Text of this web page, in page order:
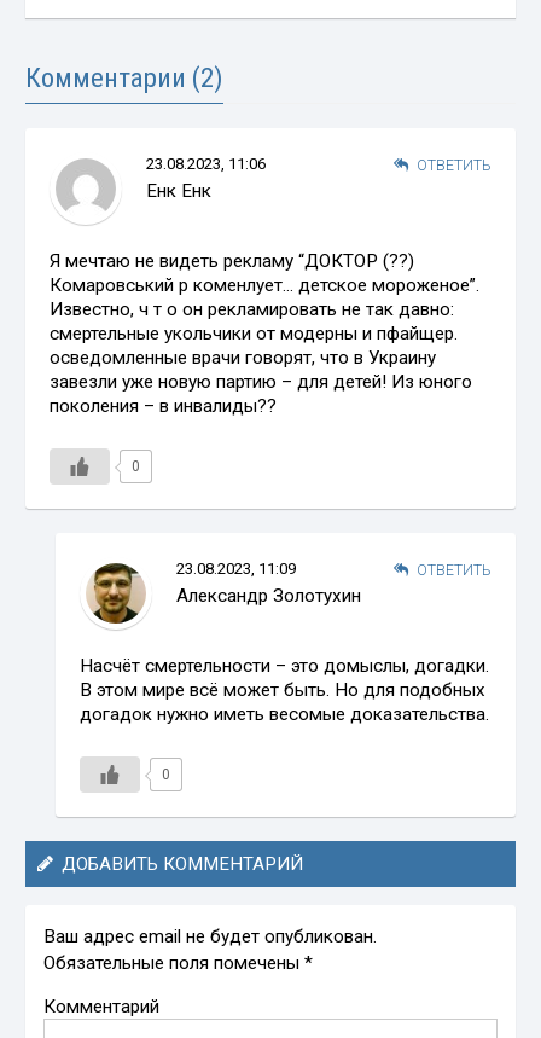
Комментарии (2)
ОТВЕТИТЬ
23.08.2023, 11:06
Енк Енк
Я мечтаю не видеть рекламу “ДОКТОР (??)
Комаровський р коменлует… детское мороженое”.
Известно, ч т о он рекламировать не так давно:
смертельные укольчики от модерны и пфайщер.
осведомленные врачи говорят, что в Украину
завезли уже новую партию – для детей! Из юного
поколения – в инвалиды??
0
ОТВЕТИТЬ
23.08.2023, 11:09
Александр Золотухин
Насчёт смертельности – это домыслы, догадки.
В этом мире всё может быть. Но для подобных
догадок нужно иметь весомые доказательства.
0
ДОБАВИТЬ КОММЕНТАРИЙ
Ваш адрес email не будет опубликован.
Обязательные поля помечены*
Комментарий